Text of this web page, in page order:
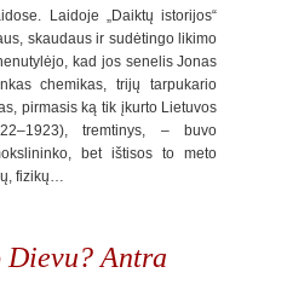
Laidoje „Daiktų istorijos“
skaudaus ir sudėtingo likimo
kad jos senelis Jonas
chemikas, trijų tarpukario
pirmasis ką tik įkurto Lietuvos
tremtinys, – buvo
bet ištisos to meto
fizikų…
Dievu? Antra